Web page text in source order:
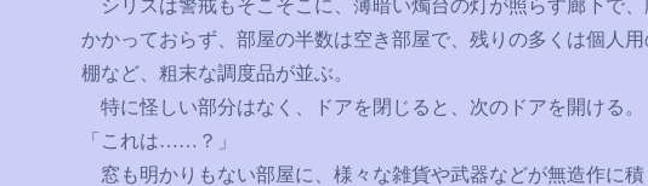
シリスは警戒もそこそこに、薄暗い燭台の灯が照らす廊下で
かかっておらず、部屋の半数は空き部屋で、残りの多くは個人用
棚など、粗末な調度品が並ぶ。
特に怪しい部分はなく、ドアを閉じると、次のドアを開ける。
「これは…… ？」
窓も明かりもない部屋に、様々な雑貨や武器などが無造作に